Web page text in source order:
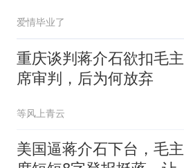
爱情毕业了
重庆谈判蒋介石欲扣毛主
席审判，后为何放弃
等风上青云
美国逼蒋介石下台，毛主